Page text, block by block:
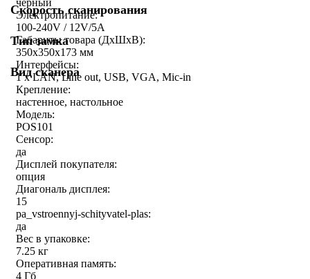
Скорость сканирования
Тип замка
Вид сканера
черный
Электропитание:
100-240V / 12V/5A
Габариты товара (ДxШxВ):
350х350х173 мм
Интерфейсы:
1 x LAN, Line out, USB, VGA, Mic-in
Крепление:
настенное, настольное
Модель:
POS101
Сенсор:
да
Дисплей покупателя:
опция
Диагональ дисплея:
15
pa_vstroennyj-schityvatel-plas:
да
Вес в упаковке:
7.25 кг
Оперативная память:
4 Гб